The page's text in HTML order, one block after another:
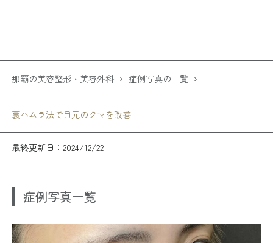
那覇の美容整形・美容外科 症例写真の一覧
裏ハムラ法で目元のクマを改善
最終更新日：2024/12/22
症例写真一覧